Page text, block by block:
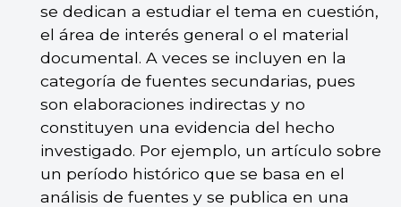
se dedican a estudiar el tema en cuestión,
el área de interés general o el material
documental. A veces se incluyen en la
categoría de fuentes secundarias, pues
son elaboraciones indirectas y no
constituyen una evidencia del hecho
investigado. Por ejemplo, un artículo sobre
un período histórico que se basa en el
análisis de fuentes y se publica en una